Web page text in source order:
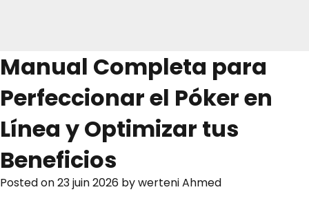
Manual Completa para
Perfeccionar el Póker en
Línea y Optimizar tus
Beneficios
Posted on23 juin 2026 bywerteni Ahmed